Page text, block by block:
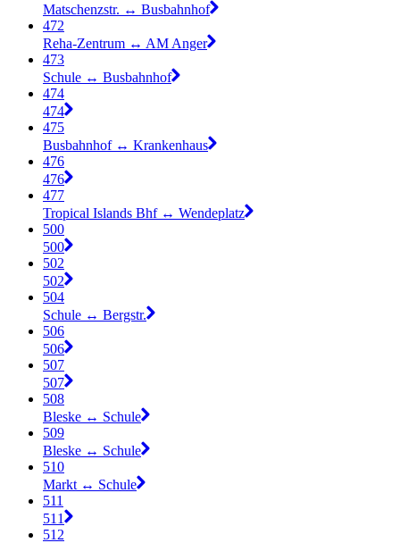
Matschenzstr. ↔︎ Busbahnhof
472
Reha-Zentrum ↔︎ AM Anger
473
Schule ↔︎ Busbahnhof
474
474
475
Busbahnhof ↔︎ Krankenhaus
476
476
477
Tropical Islands Bhf ↔︎ Wendeplatz
500
500
502
502
504
Schule ↔︎ Bergstr.
506
506
507
507
508
Bleske ↔︎ Schule
509
Bleske ↔︎ Schule
510
Markt ↔︎ Schule
511
511
512